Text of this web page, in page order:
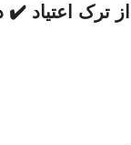
ترک اعتیاد